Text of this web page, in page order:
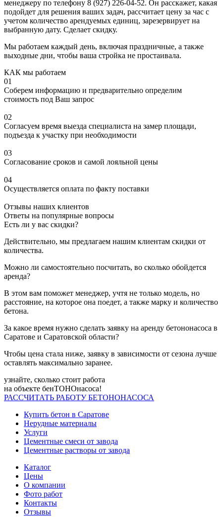
менеджеру по телефону 8 (927) 226-04-52. Он расскажет, какая
подойдет для решения ваших задач, рассчитает цену за час с
учетом количество арендуемых единиц, зарезервирует на
выбранную дату. Сделает скидку.
Мы работаем каждый день, включая праздничные, а также
выходные дни, чтобы ваша стройка не простаивала.
КАК мы работаем
01
Соберем информацию и предварительно определим
стоимость под Ваш запрос
02
Согласуем время выезда специалиста на замер площади,
подъезда к участку при необходимости
03
Согласование сроков и самой лояльной цены
04
Осуществляется оплата по факту поставки
Отзывы наших клиентов
Ответы на популярные вопросы
Есть ли у вас скидки?
Действительно, мы предлагаем нашим клиентам скидки от
количества.
Можно ли самостоятельно посчитать, во сколько обойдется
аренда?
В этом вам поможет менеджер, учтя не только модель, но
расстояние, на которое она поедет, а также марку и количество
бетона.
За какое время нужно сделать заявку на аренду бетононасоса в
Саратове и Саратовской области?
Чтобы цена стала ниже, заявку в зависимости от сезона лучше
оставлять максимально заранее.
узнайте, сколько стоит работа
на объекте бенТОНОнасоса!
РАССЧИТАТЬ РАБОТУ БЕТОНОНАСОСА
Купить бетон в Саратове
Нерудные материалы
Услуги
Цементные смеси от завода
Цементные растворы от завода
Каталог
Цены
О компании
Фото работ
Контакты
Отзывы